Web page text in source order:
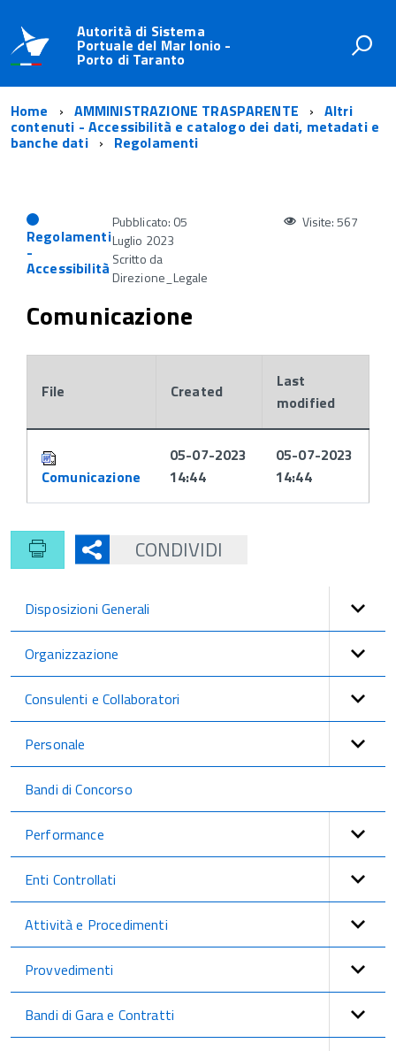
Autorità di Sistema
Portuale del Mar Ionio -
Porto di Taranto
Home AMMINISTRAZIONE TRASPARENTE Altri
contenuti - Accessibilità e catalogo dei dati, metadati e
banche dati Regolamenti
Regolamenti
-
Accessibilità
Pubblicato: 05
Luglio 2023
Scritto da
Direzione_Legale
Visite: 567
Comunicazione
File Created
Last
modified
Comunicazione
05-07-2023
14:44
05-07-2023
14:44
CONDIVIDI
Disposizioni Generali
Organizzazione
Consulenti e Collaboratori
Personale
Bandi di Concorso
Performance
Enti Controllati
Attività e Procedimenti
Provvedimenti
Bandi di Gara e Contratti